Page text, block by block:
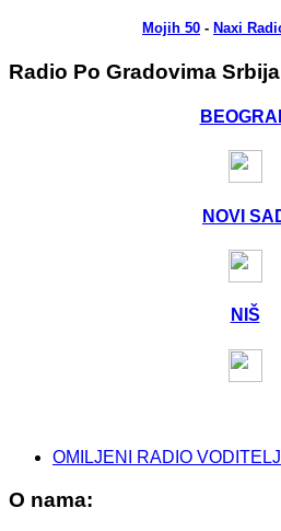
Mojih 50 - Naxi
Radio Po Gradovima
NOVI
NIŠ
OMILJENI RADIO VODITELJI
O nama: